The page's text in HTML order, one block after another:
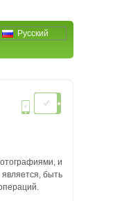
Русский
и
быть